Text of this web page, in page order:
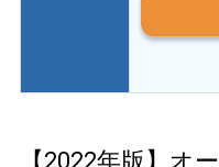
【2022年版】オ